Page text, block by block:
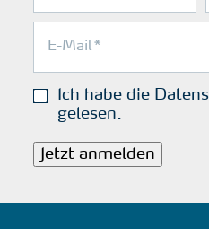
Ich habe die
gelesen.
Jetzt anmelden